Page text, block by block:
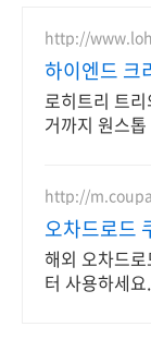
http://
하이엔드 크
차별화된 퀄
로히트리 트
거까지 원스
http://
오차드로드
해외 오차드
터 사용하세